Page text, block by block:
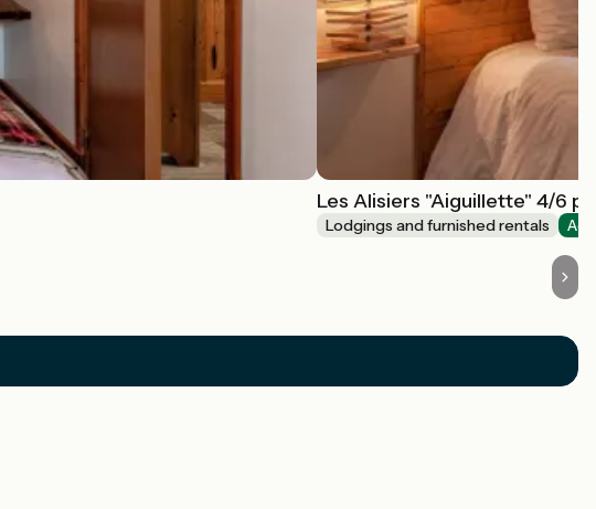
Les Alisiers "Aiguillette" 4/6
Lodgings and furnished rentals